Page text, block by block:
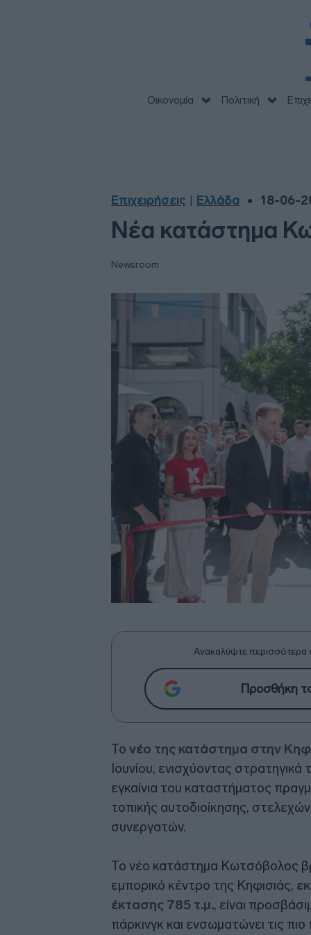
Οικονομία Πολιτική
Επιχειρήσεις Ελλάδα 18-06-
Νέα κατάστημα
Newsroom
Ανακαλύψτε περισσότερα
Προσθήκη
Το νέο της κατάστημα στην
Ιουνίου, ενισχύοντας
εγκαίνια του καταστήματος
τοπικής αυτοδιοίκησης,
συνεργατών.
Το νέο κατάστημα Κωτσόβολος
εμπορικό κέντρο της Κηφισιάς,
έκτασης 785 τ.μ., είναι
πάρκινγκ και ενσωματώνει τις